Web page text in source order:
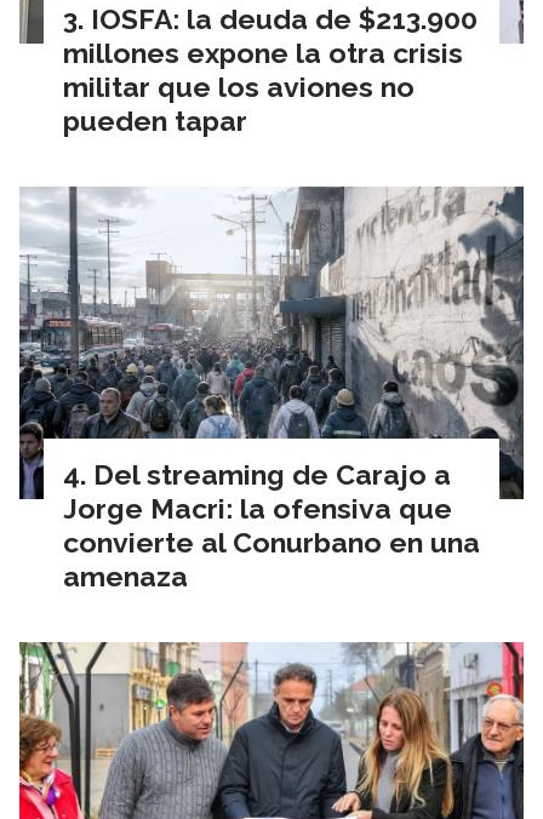
IOSFA: la deuda de $213.900
millones expone la otra crisis
militar que los aviones no
pueden tapar
Del streaming de Carajo a
Jorge Macri: la ofensiva que
convierte al Conurbano en una
amenaza